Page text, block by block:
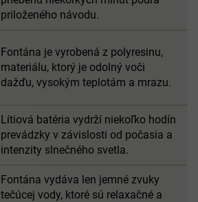
priloženého návodu.
Fontána je vyrobená z polyresinu,
materiálu, ktorý je odolný voči
dažďu, vysokým teplotám a mrazu.
Lítiová batéria vydrží niekoľko hodín
prevádzky v závislosti od počasia a
intenzity slnečného svetla.
Fontána vydáva len jemné zvuky
tečúcej vody, ktoré sú relaxačné a